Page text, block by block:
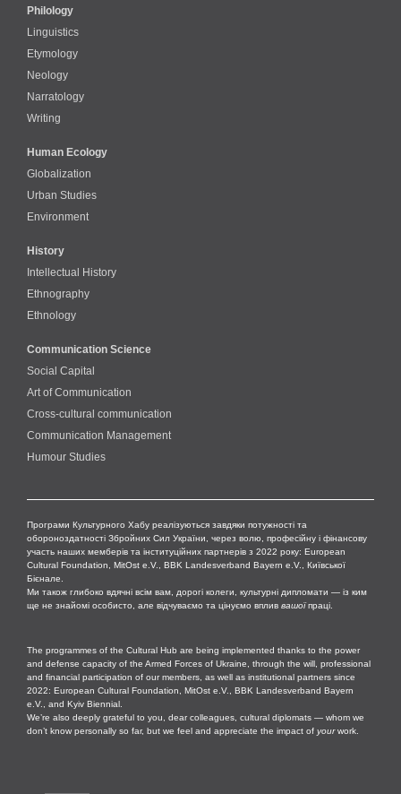
Philology
Linguistics
Etymology
Neology
Narratology
Writing
Human Ecology
Globalization
Urban Studies
Environment
History
Intellectual History
Ethnography
Ethnology
Communication Science
Social Capital
Art of Communication
Cross-cultural сommunication
Communication Management
Humour Studies
Програми Культурного Хабу реалізуються завдяки потужності та
обороноздатності Збройних Сил України, через волю, професійну і фінансову
участь наших мемберів та інституційних партнерів з 2022 року: European
Cultural Foundation, MitOst e.V., BBK Landesverband Bayern e.V., Київської
Бієнале.
Ми також глибоко вдячні всім вам, дорогі колеги, культурні дипломати — із ким
ще не знайомі особисто, але відчуваємо та цінуємо вплив вашоїпраці.
The programmes of the Cultural Hub are being implemented thanks to the power
and defense capacity of the Armed Forces of Ukraine, through the will, professional
and financial participation of our members, as well as institutional partners since
2022: European Cultural Foundation, MitOst e.V., BBK Landesverband Bayern
e.V., and Kyiv Biennial.
We’re also deeply grateful to you, dear colleagues, cultural diplomats — whom we
don’t know personally so far, but we feel and appreciate the impact of yourwork.